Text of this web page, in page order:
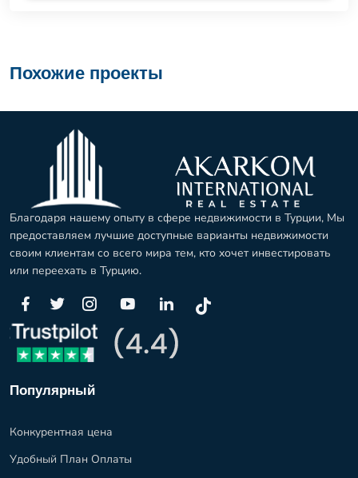
Похожие проекты
Благодаря нашему опыту в сфере недвижимости в Турции, Мы
предоставляем лучшие доступные варианты недвижимости
своим клиентам со всего мира тем, кто хочет инвестировать
или переехать в Турцию.
Популярный
Конкурентная цена
Удобный План Оплаты